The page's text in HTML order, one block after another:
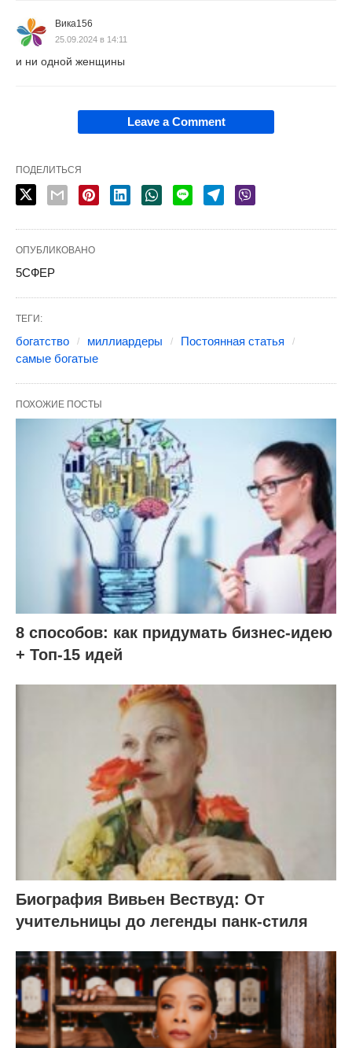
Вика156
25.09.2024 в 14:11
и ни одной женщины
Leave a Comment
ПОДЕЛИТЬСЯ
ОПУБЛИКОВАНО
5СФЕР
ТЕГИ:
богатство миллиардеры
Постоянная статья
самые богатые
ПОХОЖИЕ ПОСТЫ
8 способов: как придумать бизнес-идею
+ Топ-15 идей
Биография Вивьен Вествуд: От
учительницы до легенды панк-стиля